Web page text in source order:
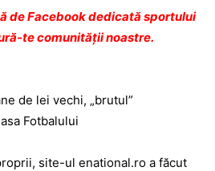
de Facebook dedicată sportului
te comunității noastre.
de lei vechi, „brutul”
Fotbalului
site-ul enational.ro a făcut